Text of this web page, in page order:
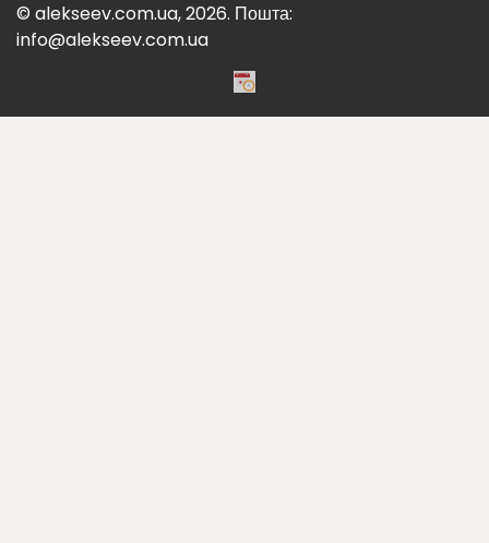
© alekseev.com.ua, 2026. Пошта:
info@alekseev.com.ua